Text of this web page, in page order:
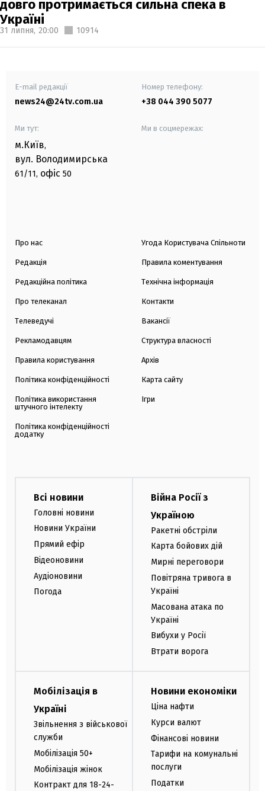
довго протримається сильна спека в
Україні
31 липня, 20:00 10914
E-mail редакції
news24@24tv.com.ua
Номер телефону:
+38 044 390 5077
Ми тут:
м.Київ,
вул. Володимирська
61/11, офіс 50
Ми в соцмережах:
Про нас
Редакція
Редакційна політика
Про телеканал
Телеведучі
Рекламодавцям
Правила користування
Політика конфіденційності
Політика використання
штучного інтелекту
Політика конфіденційності
додатку
Угода Користувача Спільноти
Правила коментування
Технічна інформація
Контакти
Вакансії
Структура власності
Архів
Карта сайту
Ігри
Всі новини
Головні новини
Новини України
Прямий ефір
Відеоновини
Аудіоновини
Погода
Війна Росії з
Україною
Ракетні обстріли
Карта бойових дій
Мирні переговори
Повітряна тривога в
Україні
Масована атака по
Україні
Вибухи у Росії
Втрати ворога
Мобілізація в
Україні
Звільнення з військової
служби
Мобілізація 50+
Мобілізація жінок
Контракт для 18-24-
Новини економіки
Ціна нафти
Курси валют
Фінансові новини
Тарифи на комунальні
послуги
Податки